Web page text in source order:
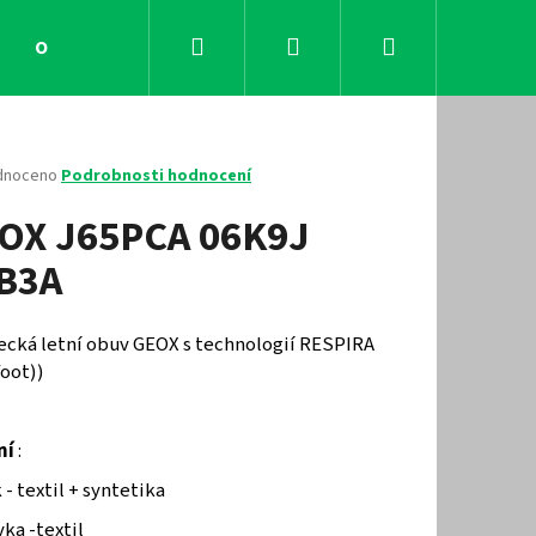
Obchodní podmínky KontaktyPřihlášení
Podrobnosti hodnocení
J65PCA 06K9J
letní obuv GEOX s technologií RESPIRA
:
- textil + syntetika
-textil